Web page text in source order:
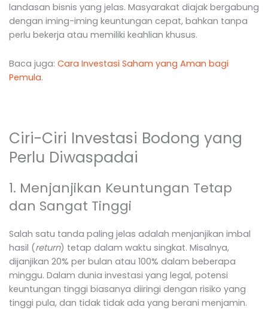
landasan bisnis yang jelas. Masyarakat diajak bergabung
dengan iming-iming keuntungan cepat, bahkan tanpa
perlu bekerja atau memiliki keahlian khusus.
Baca juga: Cara Investasi Saham yang Aman bagi
Pemula.
Ciri-Ciri Investasi Bodong yang
Perlu Diwaspadai
1. Menjanjikan Keuntungan Tetap
dan Sangat Tinggi
Salah satu tanda paling jelas adalah menjanjikan imbal
hasil (return) tetap dalam waktu singkat. Misalnya,
dijanjikan 20% per bulan atau 100% dalam beberapa
minggu. Dalam dunia investasi yang legal, potensi
keuntungan tinggi biasanya diiringi dengan risiko yang
tinggi pula, dan tidak tidak ada yang berani menjamin.